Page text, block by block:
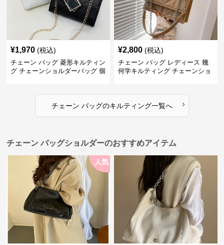
¥1,970 (税込)
チェーン バッグ 菱形キルティン
グ チェーンショルダーバッグ 個
¥2,800 (税込)
チェーン バッグ レディース 幾
何学キルティング チェーンショ
チェーン バッグのキルティング一覧へ ›
チェーン バッグショルダーのおすすめアイテム
人気